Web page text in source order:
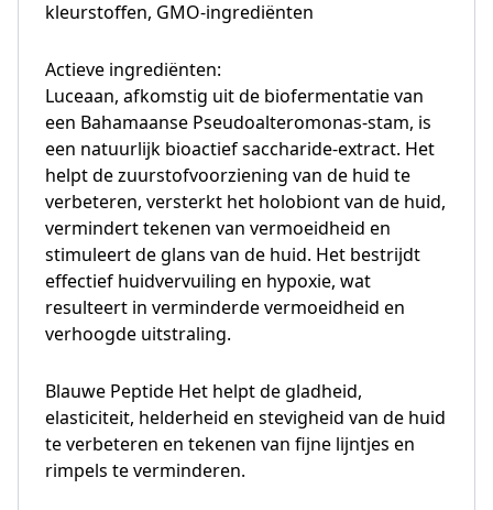
kleurstoffen, GMO-ingrediënten
Actieve ingrediënten:
Luceaan, afkomstig uit de biofermentatie van
een Bahamaanse Pseudoalteromonas-stam, is
een natuurlijk bioactief saccharide-extract. Het
helpt de zuurstofvoorziening van de huid te
verbeteren, versterkt het holobiont van de huid,
vermindert tekenen van vermoeidheid en
stimuleert de glans van de huid. Het bestrijdt
effectief huidvervuiling en hypoxie, wat
resulteert in verminderde vermoeidheid en
verhoogde uitstraling.
Blauwe Peptide Het helpt de gladheid,
elasticiteit, helderheid en stevigheid van de huid
te verbeteren en tekenen van fijne lijntjes en
rimpels te verminderen.